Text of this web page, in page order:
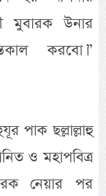
মুবারক উনার
করবো।”
পাক ছল্লাল্লাহু
ও মহাপবিত্র
নেয়ার পর